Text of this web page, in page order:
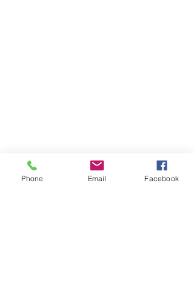
Phone Email Facebook